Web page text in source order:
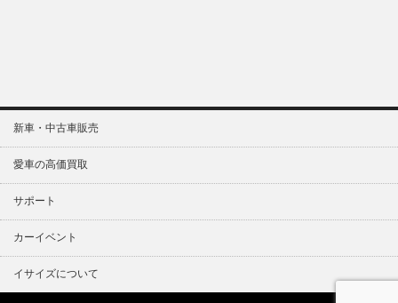
新車・中古車販売
愛車の高価買取
サポート
カーイベント
イサイズについて